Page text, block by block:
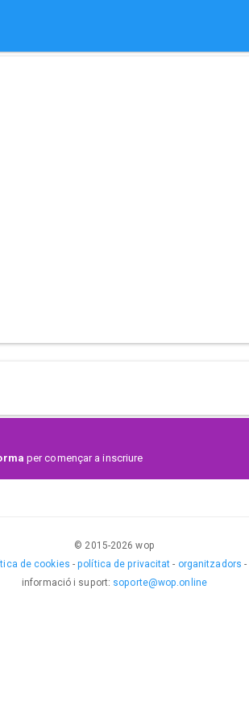
per començar a inscriure
© 2015-2026 wop
de cookies -política de privacitat - organitzadors -
informació i suport: soporte@wop.online